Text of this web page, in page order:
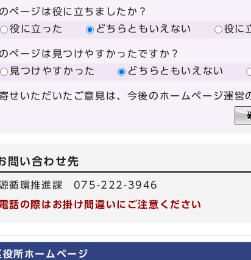
ページは役に立ちましたか？
役に立った
どちらともいえない 役に
ページは見つけやすかったですか？
見つけやすかった
どちらともいえない
せいただいたご意見は、今後のホームページ運営
問い合わせ先
循環推進課 075-222-3946
話の際はお掛け間違いにご注意ください
役所ホームページ